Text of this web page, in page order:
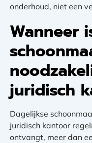
onderhoud, niet een
Wanneer
juridisch
Dagelijkse
juridisch kantoor
ontvangt, meer dan